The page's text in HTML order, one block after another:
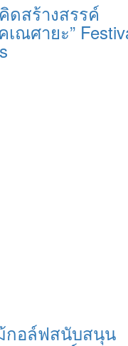
สร้างสรรค์
ณศายะ”
อล์ฟสนับสนุน